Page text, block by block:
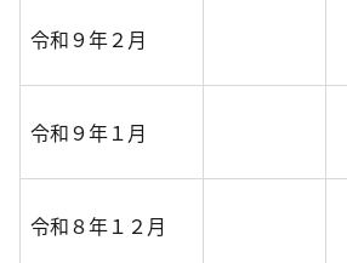
令和９年２月
令和９年１月
令和８年１２月